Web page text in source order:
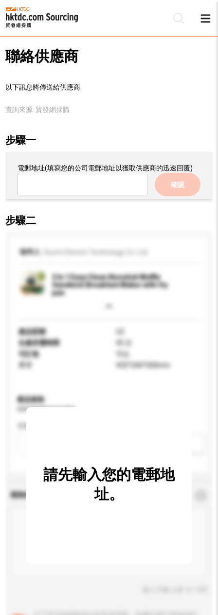
聯絡供應商
以下訊息將傳送給供應商:
查詢來源: 貿發網採購
步驟一
電郵地址(填寫您的公司電郵地址以獲取供應商的迅速回覆)
確認
步驟二
收件人
3 In 1 Easy Clean Nonstick Waffle
Sandwich Breakfast Maker with fry
pan
產品型號
生產所需時間
45 日
可訂造
可以
432*240*200mm
產品規格
請提供您對產品的特定要求。
查詢內容
請先輸入您的電郵地
址。